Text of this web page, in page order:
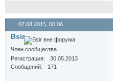
07.08.2015, 00:06
Bsir
Член сообщества
Регистрация
30.05.2013
Сообщений
171